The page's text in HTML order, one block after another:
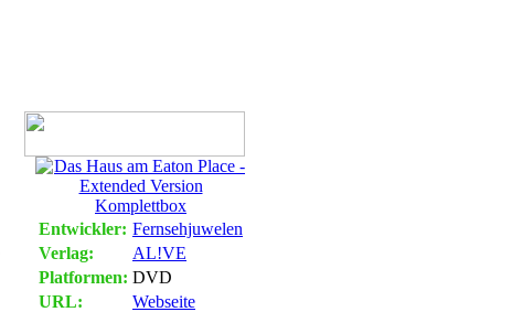
Entwickler: Fernsehjuwelen
Verlag:
AL!VE
Platformen: DVD
URL:
Webseite